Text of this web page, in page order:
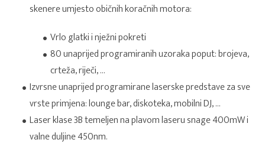
skenere umjesto običnih koračnih motora:
Vrlo glatki i nježni pokreti
80 unaprijed programiranih uzoraka poput: brojeva,
crteža, riječi, …
Izvrsne unaprijed programirane laserske predstave za sve
vrste primjena: lounge bar, diskoteka, mobilni DJ, …
Laser klase 3B temeljen na plavom laseru snage 400mW i
valne duljine 450nm.